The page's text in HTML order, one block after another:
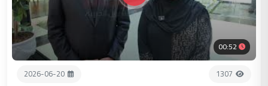
00:52
1307
2026-06-20